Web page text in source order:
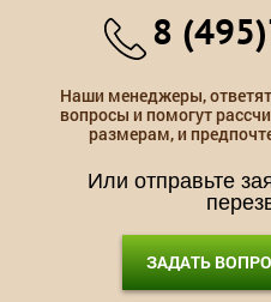
8
Наши менеджеры,
вопросы и помогут
размерам, и
Или отправьте
ЗАДАТЬ